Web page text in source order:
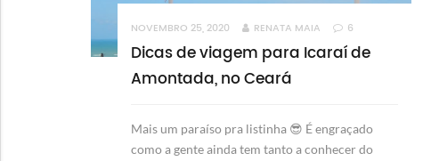
NOVEMBRO 25, 2020 RENATA MAIA 6
Dicas de viagem para Icaraí de
Amontada, no Ceará
Mais um paraíso pra listinha 😎 É engraçado
como a gente ainda tem tanto a conhecer do